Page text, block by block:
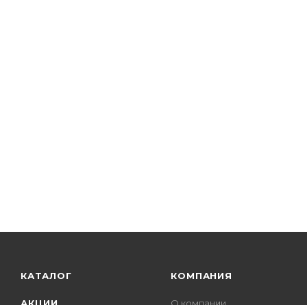
КАТАЛОГ КОМПАНИЯ